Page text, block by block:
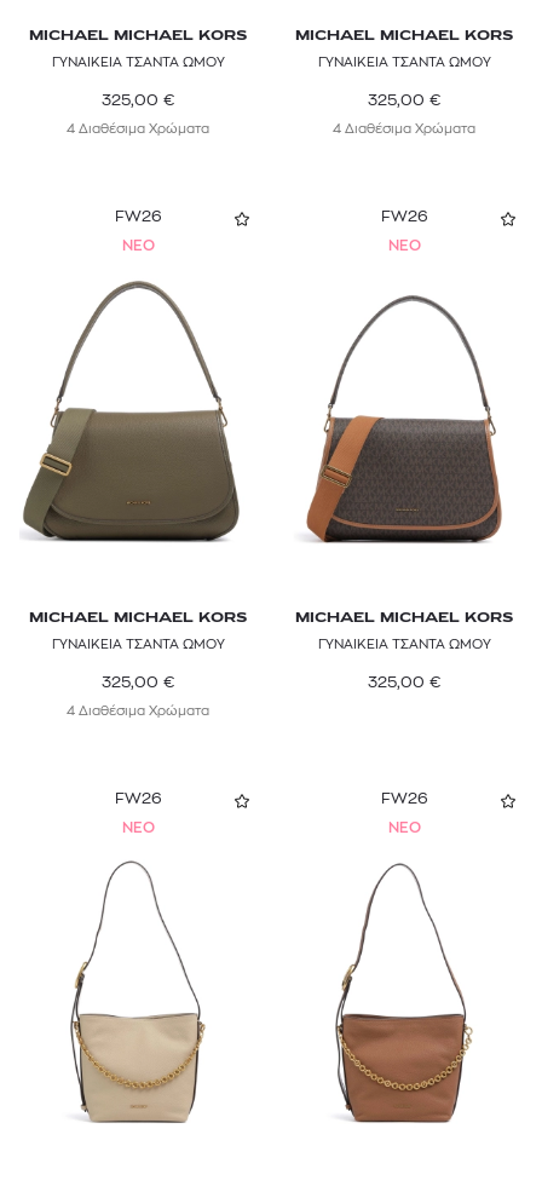
MICHAEL MICHAEL KORS
ΓΥΝΑΙΚΕΙΑ ΤΣΑΝΤΑ ΩΜΟΥ
325,00 €
4 Διαθέσιμα Χρώματα
MICHAEL MICHAEL KORS
ΓΥΝΑΙΚΕΙΑ ΤΣΑΝΤΑ ΩΜΟΥ
325,00 €
4 Διαθέσιμα Χρώματα
FW26
NEO
MICHAEL MICHAEL KORS
ΓΥΝΑΙΚΕΙΑ ΤΣΑΝΤΑ ΩΜΟΥ
325,00 €
4 Διαθέσιμα Χρώματα
FW26
NEO
MICHAEL MICHAEL KORS
ΓΥΝΑΙΚΕΙΑ ΤΣΑΝΤΑ ΩΜΟΥ
325,00 €
FW26
NEO
FW26
NEO